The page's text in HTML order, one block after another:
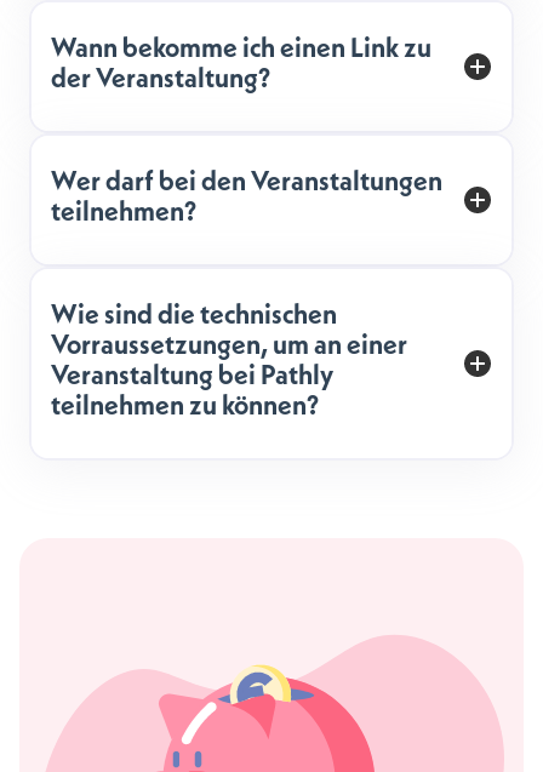
Wann bekomme ich einen Link zu
der Veranstaltung?
Wer darf bei den Veranstaltungen
teilnehmen?
Wie sind die technischen
Vorraussetzungen, um an einer
Veranstaltung bei Pathly
teilnehmen zu können?